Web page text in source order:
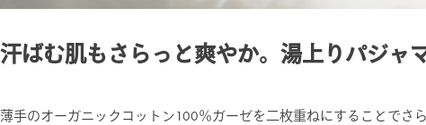
汗ばむ肌もさらっと爽やか。湯上りパジャ
薄手のオーガニックコットン100％ガーゼを二枚重ねにすることでさ